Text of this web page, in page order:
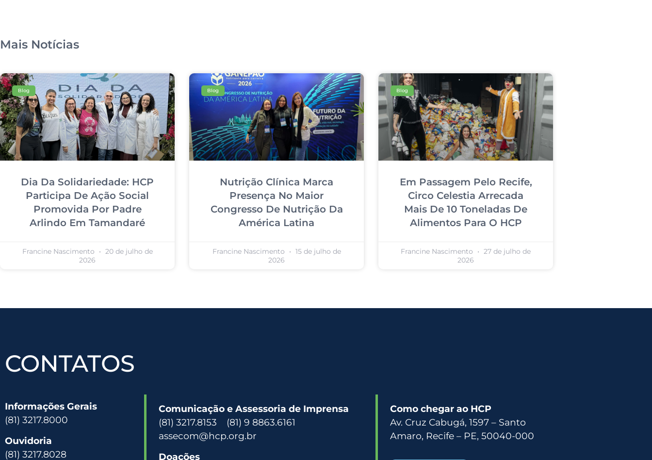
Mais Notícias
Blog
Dia Da Solidariedade: HCP
Participa De Ação Social
Promovida Por Padre
Arlindo Em Tamandaré
Francine Nascimento
20 de julho de
2026
Blog
Nutrição Clínica Marca
Presença No Maior
Congresso De Nutrição Da
América Latina
Francine Nascimento
15 de julho de
2026
Blog
Em Passagem Pelo Recife,
Circo Celestia Arrecada
Mais De 10 Toneladas De
Alimentos Para O HCP
Francine Nascimento
27 de julho de
2026
CONTATOS
Informações Gerais
(81) 3217.8000
Ouvidoria
(81) 3217.8028
Comunicação e Assessoria de Imprensa
(81) 3217.8153 (81) 9 8863.6161
assecom@hcp.org.br
Doações
Como chegar ao HCP
Av. Cruz Cabugá, 1597 – Santo
Amaro, Recife – PE, 50040-000